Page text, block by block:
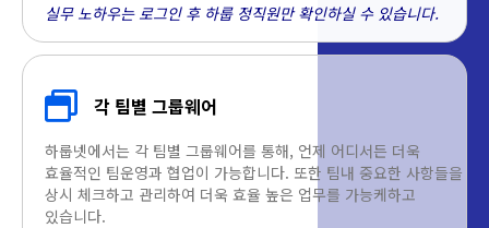
실무 노하우는 로그인 후 하룹 정직원만 확인하실 수 있습니다.
각 팀별 그룹웨어
하룹넷에서는 각 팀별 그룹웨어를 통해, 언제 어디서든 더욱
효율적인 팀운영과 협업이 가능합니다. 또한 팀내 중요한 사항들을
상시 체크하고 관리하여 더욱 효율 높은 업무를 가능케하고
있습니다.